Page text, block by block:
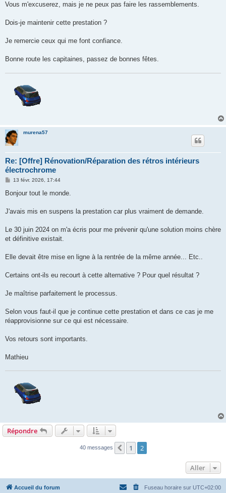
Vous m'excuserez, mais je ne peux pas faire les rassemblements.
Dois-je maintenir cette prestation ?
Je remercie ceux qui me font confiance.
Bonne route les capitaines, passez de bonnes fêtes.
murena57
Re: [Offre] Rénovation/Réparation des rétros intérieurs
électrochrome
M
s
g
13 févr. 2026, 17:44
Bonjour tout le monde.
J'avais mis en suspens la prestation car plus vraiment de demande.
Le 30 juin 2024 on m'a écris pour me prévenir qu'une solution moins chère
et définitive existait.
Elle devait être mise en ligne à la rentrée de la même année... Etc..
Certains ont-ils eu recourt à cette alternative ? Pour quel résultat ?
Je maîtrise parfaitement le processus.
Selon vous faut-il que je continue cette prestation et dans ce cas je me
réapprovisionne sur ce qui est nécessaire.
Vos retours sont importants.
Mathieu
Répondre
40 messages Précédent
1 2
Aller
Accueil du forum Fuseau horaire sur UTC+02:00